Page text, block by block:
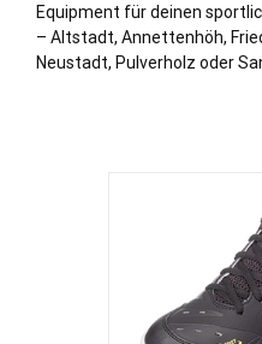
Equipment für deinen
– Altstadt, Annettenhöh,
Neustadt, Pulverholz oder